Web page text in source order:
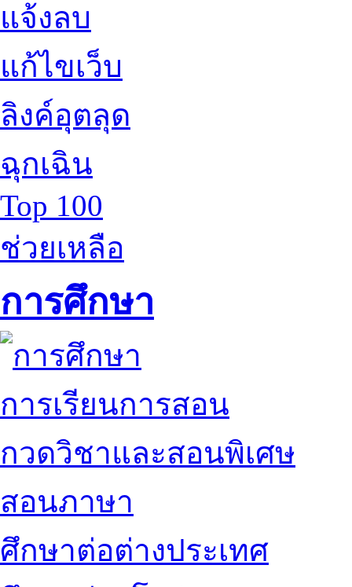
แจ้งลบ
แก้ไขเว็บ
ลิงค์อุตลุด
ฉุกเฉิน
Top 100
ช่วยเหลือ
การศึกษา
การเรียนการสอน
กวดวิชาและสอนพิเศษ
สอนภาษา
ศึกษาต่อต่างประเทศ